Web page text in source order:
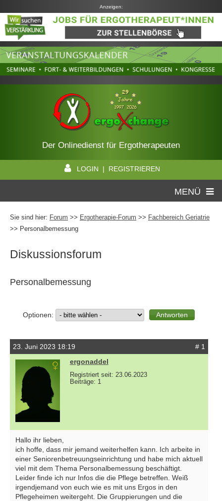
Anzeigen:
Der Onlinedienst für Ergotherapeuten
LOGIN | REGISTRIEREN
MENÜ
Sie sind hier: Forum >> Ergotherapie-Forum >> Fachbereich Geriatrie
>> Personalbemessung
Diskussionsforum
Personalbemessung
Optionen:
23. Juni 2023 18:19
# 1
ergonaddel
Registriert seit: 23.06.2023
Beiträge: 1
Hallo ihr lieben,
ich hoffe, dass mir jemand weiterhelfen kann. Ich arbeite in
einer Seniorenbetreuungseinrichtung und habe mich aktuell
viel mit dem Thema Personalbemessung beschäftigt.
Leider finde ich nur Infos die die Pflege betreffen. Weiß
irgendjemand von euch wie es mit uns Ergos in den
Pflegeheimen weitergeht. Die Gruppierungen und die